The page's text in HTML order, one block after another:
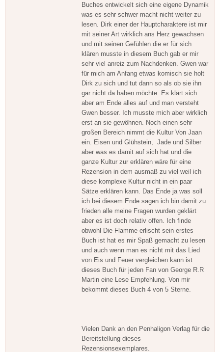
Buches entwickelt sich eine eigene Dynamik
was es sehr schwer macht nicht weiter zu
lesen. Dirk einer der Hauptcharaktere ist mir
mit seiner Art wirklich ans Herz gewachsen
und mit seinen Gefühlen die er für sich
klären musste in diesem Buch gab er mir
sehr viel anreiz zum Nachdenken. Gwen war
für mich am Anfang etwas komisch sie holt
Dirk zu sich und tut dann so als ob sie ihn
gar nicht da haben möchte. Es klärt sich
aber am Ende alles auf und man versteht
Gwen besser. Ich musste mich aber wirklich
erst an sie gewöhnen. Noch einen sehr
großen Bereich nimmt die Kultur Von Jaan
ein. Eisen und Glühstein, Jade und Silber
aber was es damit auf sich hat und die
ganze Kultur zur erklären wäre für eine
Rezension in dem ausmaß zu viel weil ich
diese komplexe Kultur nicht in ein paar
Sätze erklären kann. Das Ende ja was soll
ich bei diesem Ende sagen ich bin damit zu
frieden alle meine Fragen wurden geklärt
aber es ist doch relativ offen. Ich finde
obwohl Die Flamme erlischt sein erstes
Buch ist hat es mir Spaß gemacht zu lesen
und auch wenn man es nicht mit das Lied
von Eis und Feuer vergleichen kann ist
dieses Buch für jeden Fan von George R.R
Martin eine Lese Empfehlung. Von mir
bekommt dieses Buch 4 von 5 Sterne.
Vielen Dank an den Penhaligon Verlag für die
Bereitstellung dieses
Rezensionsexemplares.